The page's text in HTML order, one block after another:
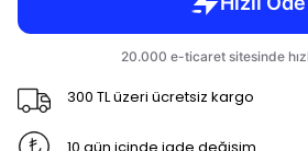
300 TL üzeri ücretsiz kargo
10 gün içinde iade değişim